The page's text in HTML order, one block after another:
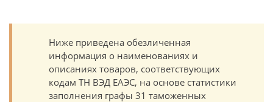
Ниже приведена обезличенная
информация о наименованиях и
описаниях товаров, соответствующих
кодам ТН ВЭД ЕАЭС, на основе статистики
заполнения графы 31 таможенных